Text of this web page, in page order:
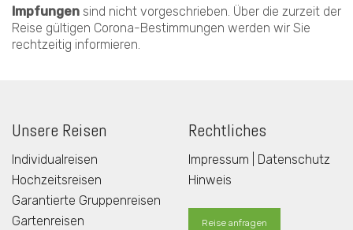
Impfungen sind nicht vorgeschrieben. Über die zurzeit der
Reise gültigen Corona-Bestimmungen werden wir Sie
rechtzeitig informieren.
Unsere Reisen
Individualreisen
Hochzeitsreisen
Garantierte Gruppenreisen
Gartenreisen
Rechtliches
Impressum | Datenschutz
Hinweis
Reise anfragen